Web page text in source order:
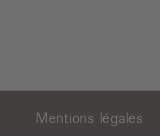
Mentions légales